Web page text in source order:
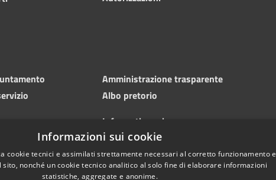
Amministrazione trasparente
Albo pretorio
Informativa privacy
Note legali
Dichiarazione di accessibilità
Informazioni sui cookie
cookie tecnici e assimilati strettamente necessari al corretto funzionamento e
sito, nonché un cookie tecnico analitico al solo fine di elaborare informazioni
statistiche, aggregate e anonime.